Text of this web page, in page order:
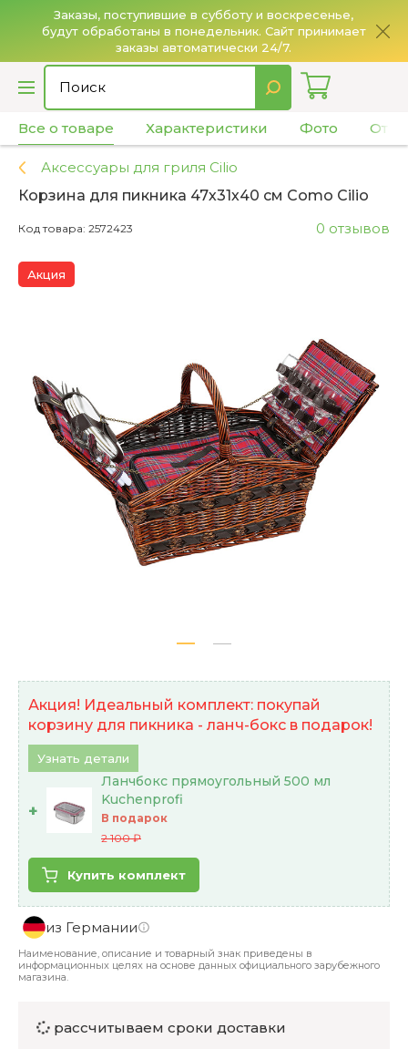
Заказы, поступившие в субботу и воскресенье,
будут обработаны в понедельник. Сайт принимает
заказы автоматически 24/7.
Все о товаре Характеристики Фото
Аксессуары для гриля Cilio
Корзина для пикника 47х31х40 см Como Cilio
0 отзывов
Код товара: 2572423
Акция
Акция! Идеальный комплект: покупай
корзину для пикника - ланч-бокс в подарок!
Узнать детали
Ланчбокс прямоугольный 500 мл
Kuchenprofi
В подарок
2 100 ₽
Купить комплект
из Германии
Наименование, описание и товарный знак приведены в
информационных целях на основе данных официального зарубежного
магазина.
рассчитываем сроки доставки